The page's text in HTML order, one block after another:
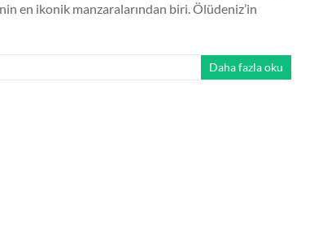
en ikonik manzaralarından biri. Ölüdeniz’in
Daha fazla oku